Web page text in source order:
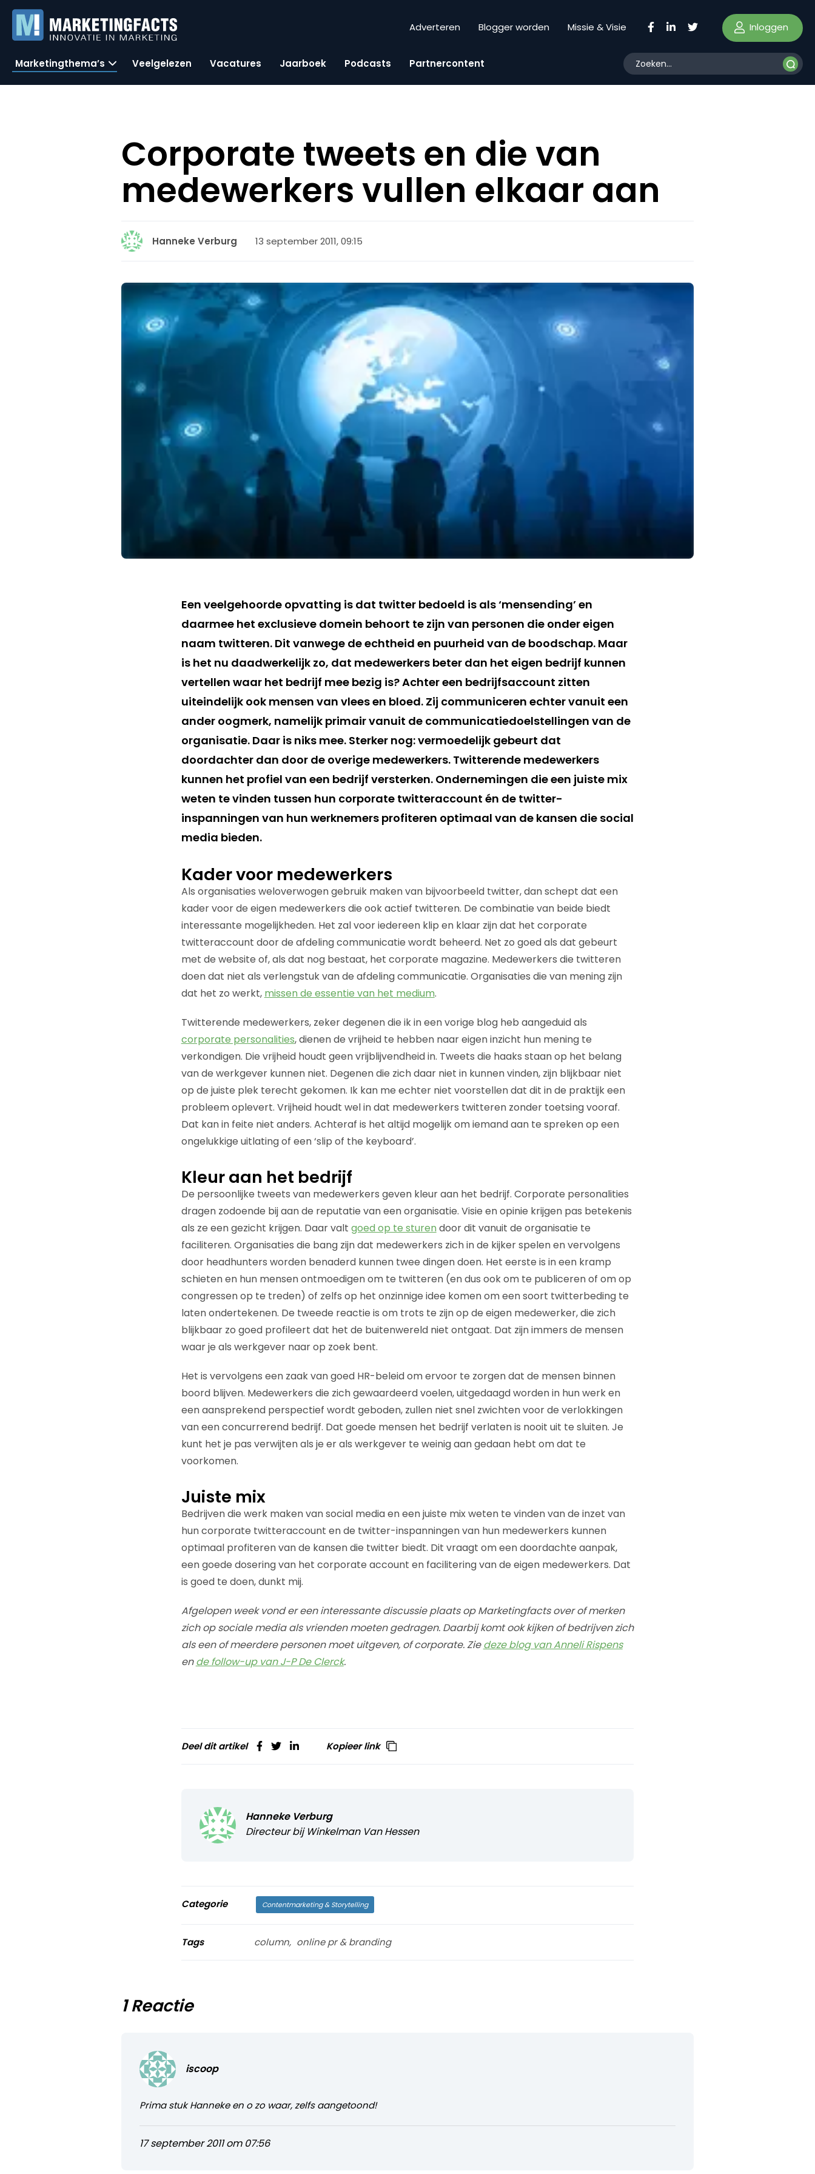
Adverteren Blogger worden Missie & Visie Inloggen
Marketingthema’s Veelgelezen Vacatures Jaarboek Podcasts Partnercontent
Corporate tweets en die van
medewerkers vullen elkaar aan
Hanneke Verburg 13 september 2011, 09:15
Een veelgehoorde opvatting is dat twitter bedoeld is als ‘mensending’ en
daarmee het exclusieve domein behoort te zijn van personen die onder eigen
naam twitteren. Dit vanwege de echtheid en puurheid van de boodschap. Maar
is het nu daadwerkelijk zo, dat medewerkers beter dan het eigen bedrijf kunnen
vertellen waar het bedrijf mee bezig is? Achter een bedrijfsaccount zitten
uiteindelijk ook mensen van vlees en bloed. Zij communiceren echter vanuit een
ander oogmerk, namelijk primair vanuit de communicatiedoelstellingen van de
organisatie. Daar is niks mee. Sterker nog: vermoedelijk gebeurt dat
doordachter dan door de overige medewerkers. Twitterende medewerkers
kunnen het profiel van een bedrijf versterken. Ondernemingen die een juiste mix
weten te vinden tussen hun corporate twitteraccount én de twitter-
inspanningen van hun werknemers profiteren optimaal van de kansen die social
media bieden.
Kader voor medewerkers
Als organisaties weloverwogen gebruik maken van bijvoorbeeld twitter, dan schept dat een
kader voor de eigen medewerkers die ook actief twitteren. De combinatie van beide biedt
interessante mogelijkheden. Het zal voor iedereen klip en klaar zijn dat het corporate
twitteraccount door de afdeling communicatie wordt beheerd. Net zo goed als dat gebeurt
met de website of, als dat nog bestaat, het corporate magazine. Medewerkers die twitteren
doen dat niet als verlengstuk van de afdeling communicatie. Organisaties die van mening zijn
dat het zo werkt, missen de essentie van het medium.
Twitterende medewerkers, zeker degenen die ik in een vorige blog heb aangeduid als
corporate personalities, dienen de vrijheid te hebben naar eigen inzicht hun mening te
verkondigen. Die vrijheid houdt geen vrijblijvendheid in. Tweets die haaks staan op het belang
van de werkgever kunnen niet. Degenen die zich daar niet in kunnen vinden, zijn blijkbaar niet
op de juiste plek terecht gekomen. Ik kan me echter niet voorstellen dat dit in de praktijk een
probleem oplevert. Vrijheid houdt wel in dat medewerkers twitteren zonder toetsing vooraf.
Dat kan in feite niet anders. Achteraf is het altijd mogelijk om iemand aan te spreken op een
ongelukkige uitlating of een ‘slip of the keyboard’.
Kleur aan het bedrijf
De persoonlijke tweets van medewerkers geven kleur aan het bedrijf. Corporate personalities
dragen zodoende bij aan de reputatie van een organisatie. Visie en opinie krijgen pas betekenis
als ze een gezicht krijgen. Daar valt goed op te sturen door dit vanuit de organisatie te
faciliteren. Organisaties die bang zijn dat medewerkers zich in de kijker spelen en vervolgens
door headhunters worden benaderd kunnen twee dingen doen. Het eerste is in een kramp
schieten en hun mensen ontmoedigen om te twitteren (en dus ook om te publiceren of om op
congressen op te treden) of zelfs op het onzinnige idee komen om een soort twitterbeding te
laten ondertekenen. De tweede reactie is om trots te zijn op de eigen medewerker, die zich
blijkbaar zo goed profileert dat het de buitenwereld niet ontgaat. Dat zijn immers de mensen
waar je als werkgever naar op zoek bent.
Het is vervolgens een zaak van goed HR-beleid om ervoor te zorgen dat de mensen binnen
boord blijven. Medewerkers die zich gewaardeerd voelen, uitgedaagd worden in hun werk en
een aansprekend perspectief wordt geboden, zullen niet snel zwichten voor de verlokkingen
van een concurrerend bedrijf. Dat goede mensen het bedrijf verlaten is nooit uit te sluiten. Je
kunt het je pas verwijten als je er als werkgever te weinig aan gedaan hebt om dat te
voorkomen.
Juiste mix
Bedrijven die werk maken van social media en een juiste mix weten te vinden van de inzet van
hun corporate twitteraccount en de twitter-inspanningen van hun medewerkers kunnen
optimaal profiteren van de kansen die twitter biedt. Dit vraagt om een doordachte aanpak,
een goede dosering van het corporate account en facilitering van de eigen medewerkers. Dat
is goed te doen, dunkt mij.
Afgelopen week vond er een interessante discussie plaats op Marketingfacts over of merken
zich op sociale media als vrienden moeten gedragen. Daarbij komt ook kijken of bedrijven zich
als een of meerdere personen moet uitgeven, of corporate. Ziedeze blog van Anneli Rispens
ende follow-up van J-P De Clerck.
Deel dit artikel Kopieer link
Hanneke Verburg
Directeur bij Winkelman Van Hessen
Categorie Contentmarketing & Storytelling
Tags column, online pr & branding
1 Reactie
iscoop
Prima stuk Hanneke en o zo waar, zelfs aangetoond!
17 september 2011 om 07:56